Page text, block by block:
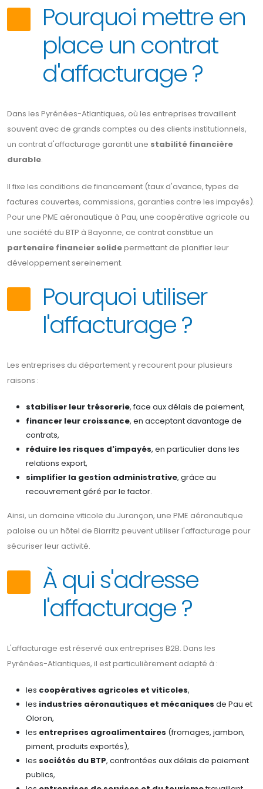
Pourquoi mettre en
place un contrat
d'affacturage ?
Dans les Pyrénées-Atlantiques, où les entreprises travaillent
souvent avec de grands comptes ou des clients institutionnels,
un contrat d'affacturage garantit une stabilité financière
durable.
Il fixe les conditions de financement (taux d'avance, types de
factures couvertes, commissions, garanties contre les impayés).
Pour une PME aéronautique à Pau, une coopérative agricole ou
une société du BTP à Bayonne, ce contrat constitue un
partenaire financier solidepermettant de planifier leur
développement sereinement.
Pourquoi utiliser
l'affacturage ?
Les entreprises du département y recourent pour plusieurs
raisons :
stabiliser leur trésorerie, face aux délais de paiement,
financer leur croissance, en acceptant davantage de
contrats,
réduire les risques d'impayés, en particulier dans les
relations export,
simplifier la gestion administrative, grâce au
recouvrement géré par le factor.
Ainsi, un domaine viticole du Jurançon, une PME aéronautique
paloise ou un hôtel de Biarritz peuvent utiliser l'affacturage pour
sécuriser leur activité.
À qui s'adresse
l'affacturage ?
L'affacturage est réservé aux entreprises B2B. Dans les
Pyrénées-Atlantiques, il est particulièrement adapté à :
les coopératives agricoles et viticoles,
les industries aéronautiques et mécaniques de Pau et
Oloron,
les entreprises agroalimentaires (fromages, jambon,
piment, produits exportés),
les sociétés du BTP, confrontées aux délais de paiement
publics,